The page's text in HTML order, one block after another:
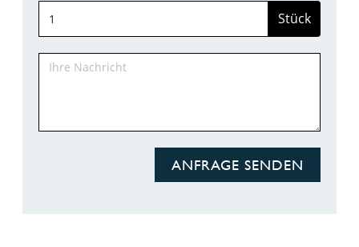
Stück
ANFRAGE SENDEN